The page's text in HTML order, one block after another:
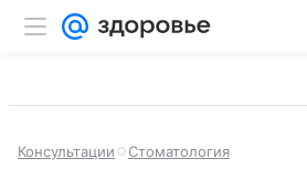
Консультации Стоматология